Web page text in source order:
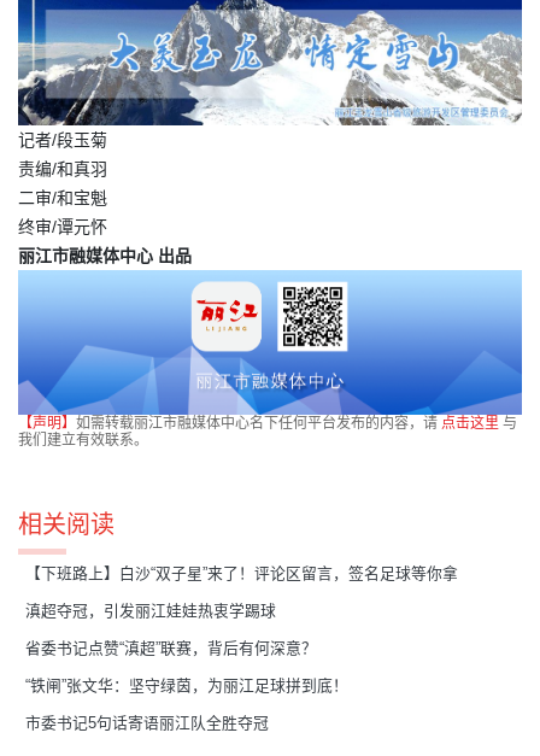
记者/段玉菊
责编/和真羽
二审/和宝魁
终审/谭元怀
丽江市融媒体中心 出品
【声明】 如需转载丽江市融媒体中心名下任何平台发布的内容，请 点击这里 与
我们建立有效联系。
相关阅读
【下班路上】白沙“双子星”来了！评论区留言，签名足球等你拿
滇超夺冠，引发丽江娃娃热衷学踢球
省委书记点赞“滇超”联赛，背后有何深意？
“铁闸”张文华：坚守绿茵，为丽江足球拼到底！
市委书记5句话寄语丽江队全胜夺冠